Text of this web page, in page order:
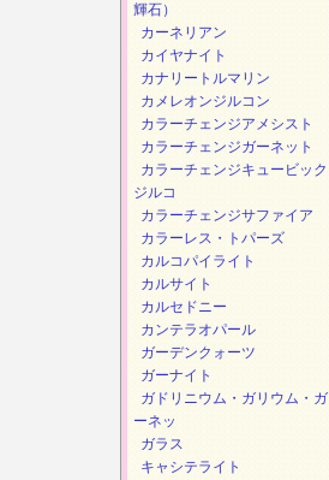
輝石）
カーネリアン
カイヤナイト
カナリートルマリン
カメレオンジルコン
カラーチェンジアメシスト
カラーチェンジガーネット
カラーチェンジキュービック
ジルコ
カラーチェンジサファイア
カラーレス・トパーズ
カルコパイライト
カルサイト
カルセドニー
カンテラオパール
ガーデンクォーツ
ガーナイト
ガドリニウム・ガリウム・ガ
ーネッ
ガラス
キャシテライト